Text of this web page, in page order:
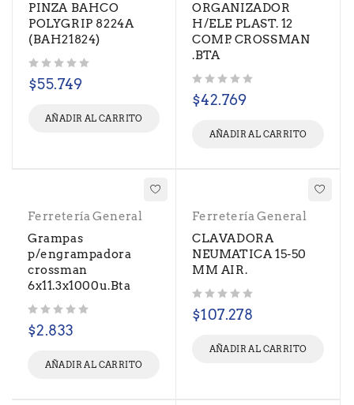
PINZA BAHCO
POLYGRIP 8224A
(BAH21824)
$55.749
AÑADIR AL CARRITO
ORGANIZADOR
H/ELE PLAST. 12
COMP. CROSSMAN
.BTA
$42.769
AÑADIR AL CARRITO
Ferretería General
Grampas
p/engrampadora
crossman
6x11.3x1000u.Bta
$2.833
AÑADIR AL CARRITO
Ferretería General
CLAVADORA
NEUMATICA 15-50
MM AIR.
$107.278
AÑADIR AL CARRITO